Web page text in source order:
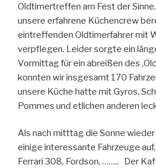
Oldtimertreffen am Fest der
unsere erfahrene Küchencrew
eintreffenden Oldtimerfahrer mit
verpflegen. Leider sorgte ein
Vormittag für ein abreißen des
konnten wir insgesamt 170
unsere Küche hatte mit Gyros,
Pommes und etlichen anderen
Als nach mitttag die Sonne
einige interessante Fahrzeuge
Ferrari 308, Fordson, …….. Der